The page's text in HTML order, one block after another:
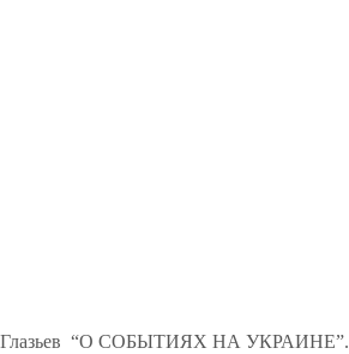
Глазьев “О СОБЫТИЯХ НА УКРАИНЕ”.